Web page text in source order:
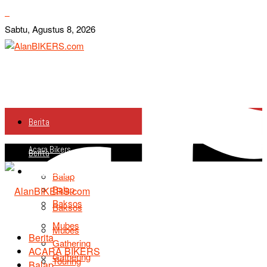
Sabtu, Agustus 8, 2026
Berita
Acara Bikers
Balap
Baksos
Mubes
Gathering
Berita
Acara Bikers
Balap
Baksos
Mubes
Gathering
Touring
Berita
ACARA BIKERS